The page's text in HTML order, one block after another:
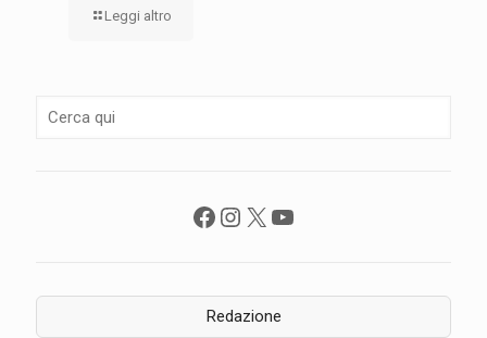
Leggi altro
Facebook
Instagram
X YouTube
Redazione